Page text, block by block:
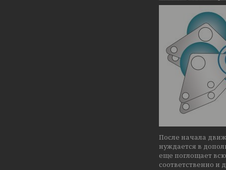
После начала
нуждается в
еще поглощает
соответственно и